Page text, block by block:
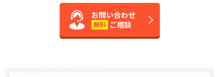
お問い合わせ
無料 ご相談